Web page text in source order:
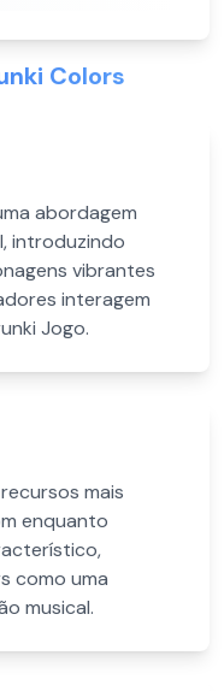
Colors
abordagem
introduzindo
vibrantes
interagem
Jogo.
mais
enquanto
como uma
musical.